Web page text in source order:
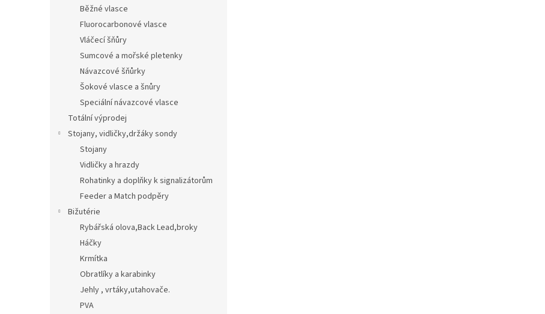
Běžné vlasce
Fluorocarbonové vlasce
Vláčecí šňůry
Sumcové a mořské pletenky
Návazcové šňůrky
Šokové vlasce a šnůry
Speciální návazcové vlasce
Totální výprodej
Stojany, vidličky,držáky sondy
Stojany
Vidličky a hrazdy
Rohatinky a doplňky k signalizátorům
Feeder a Match podpěry
Bižutérie
Rybářská olova,Back Lead,broky
Háčky
Krmítka
Obratlíky a karabinky
Jehly , vrtáky,utahovače.
PVA